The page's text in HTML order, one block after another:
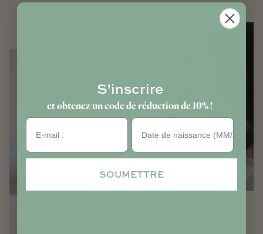
S'inscrire
et obtenez un code de réduction de 10% !
Anniversaire
SOUMETTRE